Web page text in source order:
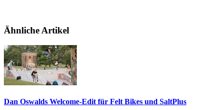
Ähnliche Artikel
Dan Oswalds Welcome-Edit für Felt Bikes und SaltPlus